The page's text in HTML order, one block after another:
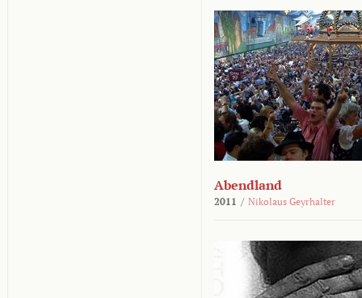
Abendland
2011 / Nikolaus Geyrhalter